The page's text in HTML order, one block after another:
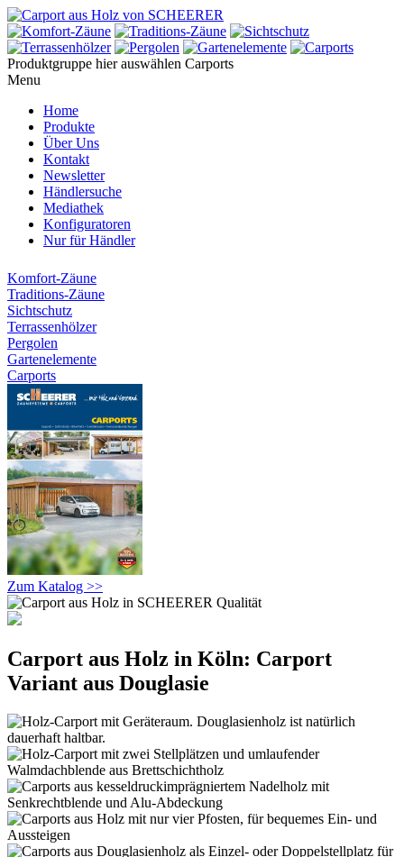
Produktgruppe hier auswählen Carports
Menu
Home
Produkte
Über Uns
Kontakt
Newsletter
Händlersuche
Mediathek
Konfiguratoren
Nur für Händler
Komfort-Zäune
Traditions-Zäune
Sichtschutz
Terrassenhölzer
Pergolen
Gartenelemente
Carports
Zum Katalog >>
Carport aus Holz in Köln: Carport
Variant aus Douglasie